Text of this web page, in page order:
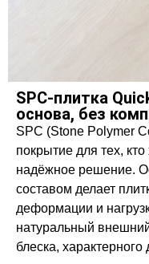
SPC‑плитка
основа, без
SPC (Stone Polymer
покрытие для тех,
надёжное решение.
составом делает
деформации и
натуральный
блеска,